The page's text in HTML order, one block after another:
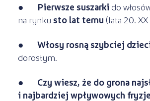
● Pierwsze suszarki do
na rynku sto lat temu (lata 20. XX
● Włosy rosną szybciej
dorosłym.
● Czy wiesz, że do grona
i najbardziej wpływowych